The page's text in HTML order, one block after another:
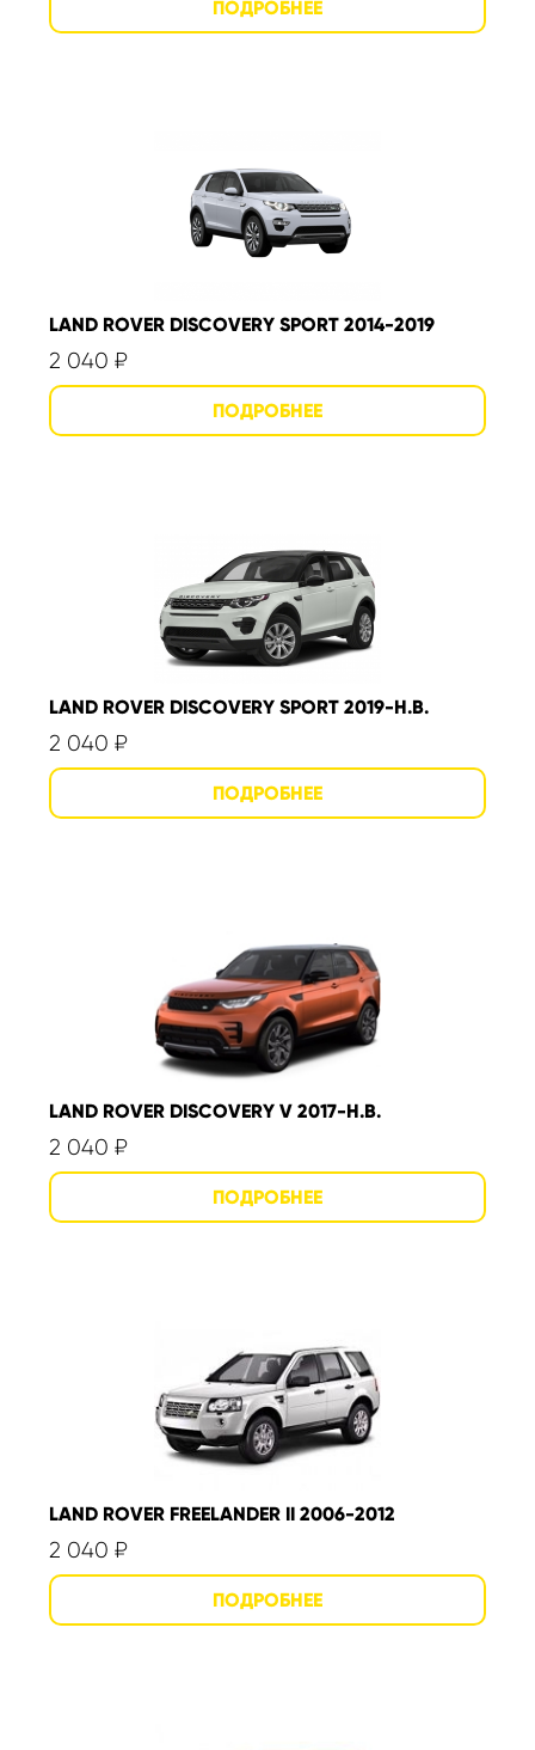
LAND ROVER DISCOVERY SPORT 2014-2019
2 040 ₽
LAND ROVER DISCOVERY SPORT 2019-Н.В.
2 040 ₽
LAND ROVER DISCOVERY V 2017-Н.В.
2 040 ₽
LAND ROVER FREELANDER II 2006-2012
2 040 ₽